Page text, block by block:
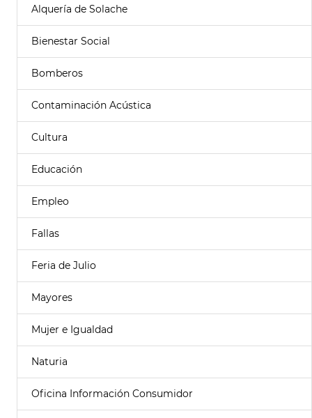
Alquería de Solache
Bienestar Social
Bomberos
Contaminación Acústica
Cultura
Educación
Empleo
Fallas
Feria de Julio
Mayores
Mujer e Igualdad
Naturia
Oficina Información Consumidor